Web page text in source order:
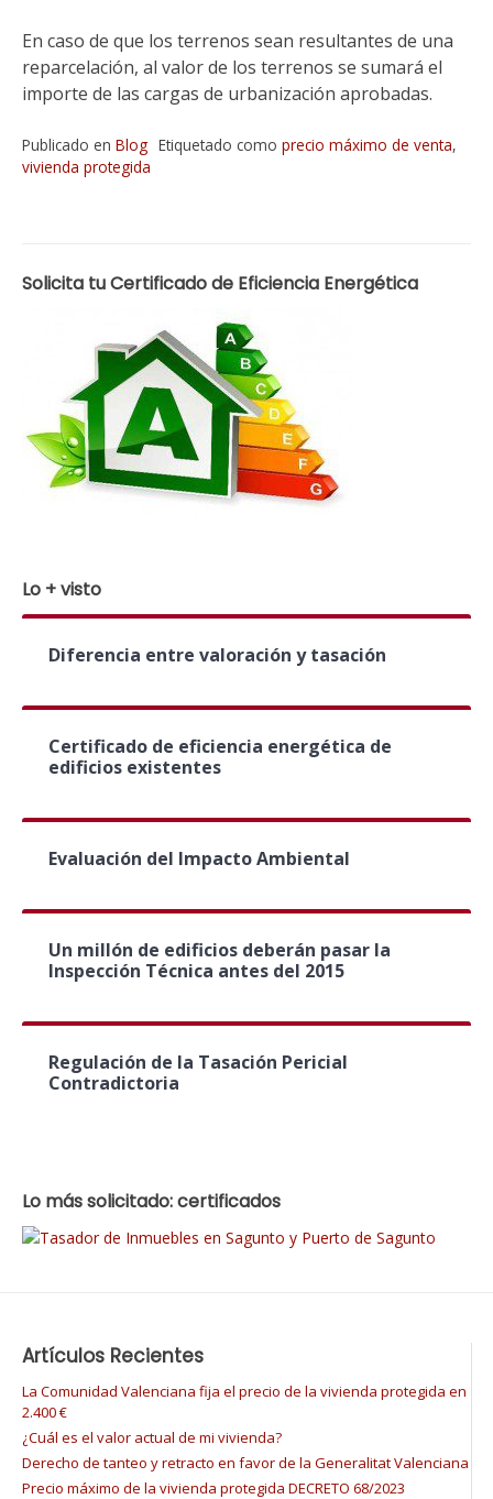
En caso de que los terrenos sean resultantes de una
reparcelación, al valor de los terrenos se sumará el
importe de las cargas de urbanización aprobadas.
Publicado en Blog Etiquetado como precio máximo de venta,
vivienda protegida
Solicita tu Certificado de Eficiencia Energética
Lo + visto
Diferencia entre valoración y tasación
Certificado de eficiencia energética de
edificios existentes
Evaluación del Impacto Ambiental
Un millón de edificios deberán pasar la
Inspección Técnica antes del 2015
Regulación de la Tasación Pericial
Contradictoria
Lo más solicitado: certificados
Artículos Recientes
La Comunidad Valenciana fija el precio de la vivienda protegida en
2.400 €
¿Cuál es el valor actual de mi vivienda?
Derecho de tanteo y retracto en favor de la Generalitat Valenciana
Precio máximo de la vivienda protegida DECRETO 68/2023